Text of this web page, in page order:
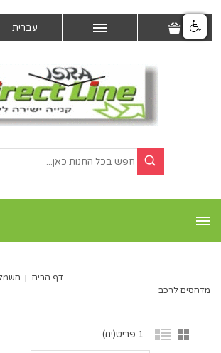
עברית
דף הבית |
מדחסים לרכב
1 פריט(ים)